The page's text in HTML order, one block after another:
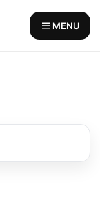
MENU